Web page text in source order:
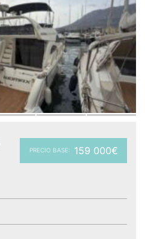
PRECIO BASE: 159 000€